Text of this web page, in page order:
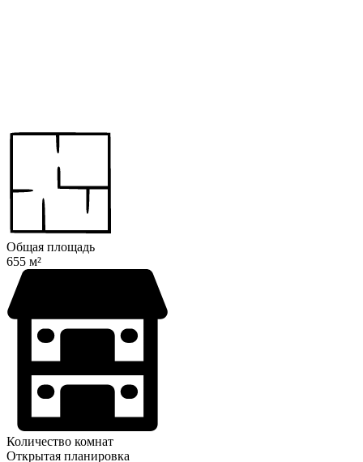
Общая площадь
655 м²
Количество комнат
Открытая планировка